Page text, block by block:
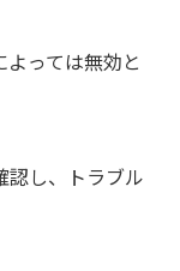
っては無効と
認し、トラブル